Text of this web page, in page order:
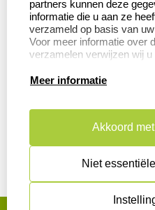
Herroepingsrecht
Productinformatie:
Aanleverspecificaties
Instructie voor
Safety Sheets
Sitemap
algemene
partners kunnen deze
informatie die u aan ze
verzameld op basis van
Voor meer informatie over
verzamelen verwijzen wij
Meer informatie
Akkoord
Niet